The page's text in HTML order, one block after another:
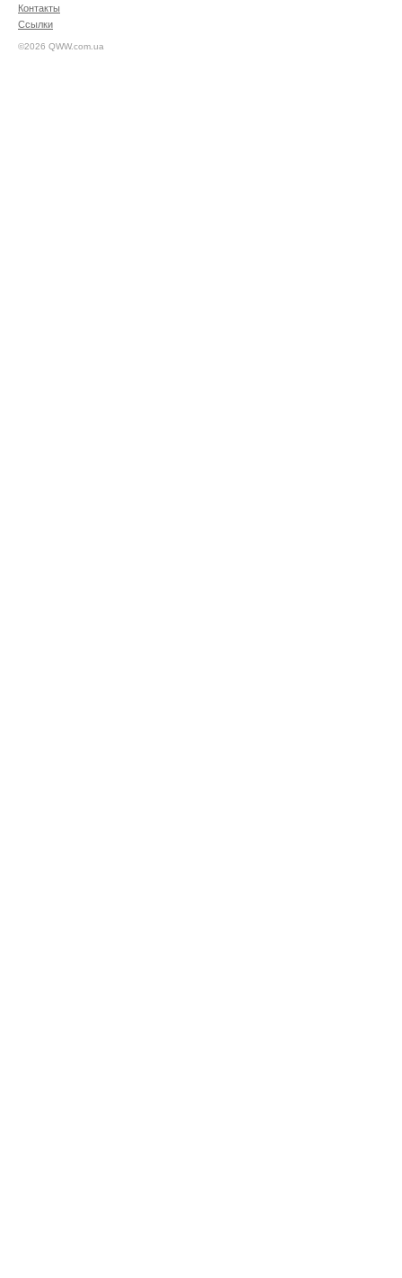
Контакты
Ссылки
©2026 QWW.com.ua